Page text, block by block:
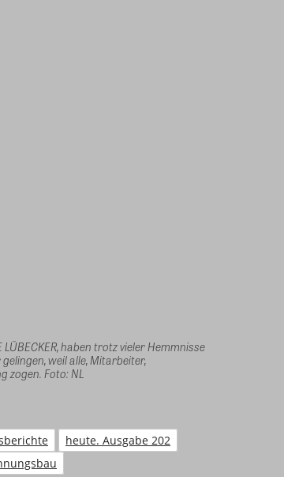
haben trotz vieler Hemmnisse
weil alle, Mitarbeiter,
zogen. Foto: NL
heute. Ausgabe 202